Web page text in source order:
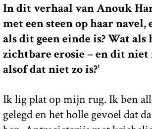
In dit verhaal van Anouk
met een steen op haar
als dit geen einde is? Wat
zichtbare erosie – en dit niet
alsof dat niet zo is?'
Ik lig plat op mijn rug. Ik ben
gelegd en het holle gevoel dat